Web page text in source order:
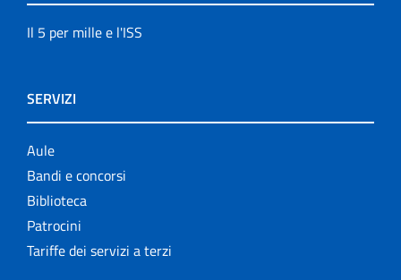
Il 5 per mille e l'ISS
SERVIZI
Aule
Bandi e concorsi
Biblioteca
Patrocini
Tariffe dei servizi a terzi